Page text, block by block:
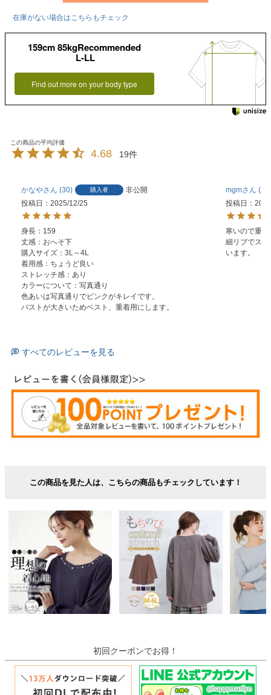
在庫がない場合はこちらもチェック
159cm 85kgRecommended
L-LL
Find out more on your body type
4.68 19
かなや 30 購入者
非公開
投稿日
2025/12/25
身長：159
丈感：おへそ下
購入サイズ：3L～4L
着用感：ちょうど良い
ストレッチ感：あり
カラーについて：写真通り
色あいは写真通りでピンクがキレイです。
バストが大きいためベスト、重着用にします。
mgm
14
投稿日
寒いので重
細リブでス
います。
すべてのレビューを見る
この商品を見た人は、こちらの商品もチェックしています！
初回クーポンでお得！